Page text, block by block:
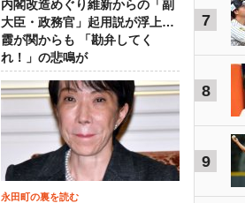
内閣改造めぐり維新からの「副
大臣・政務官」起用説が浮上…
霞が関からも 「勘弁してく
れ！」の悲鳴が
永田町の裏を読む
7
8
9